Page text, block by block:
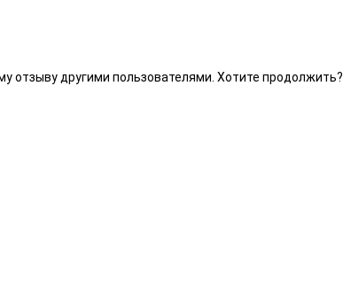
отзыву другими пользователями. Хотите продолжить?